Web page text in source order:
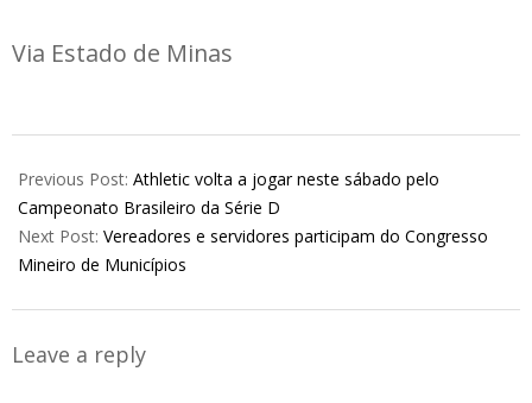
Via Estado de Minas
05-
12
Previous Post: Athletic volta a jogar neste sábado pelo
Campeonato Brasileiro da Série D
Next Post: Vereadores e servidores participam do Congresso
Mineiro de Municípios
Leave a reply